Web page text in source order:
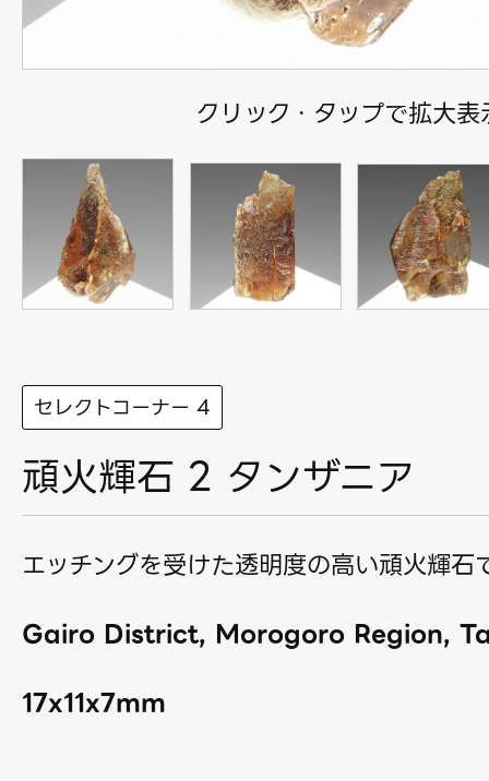
クリック・タップで拡大表
セレクトコーナー 4
頑火輝石 2 タンザニア
エッチングを受けた透明度の高い頑火輝石
Gairo District, Morogoro Region,
17x11x7mm